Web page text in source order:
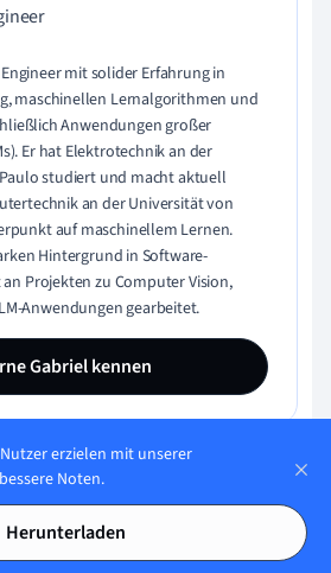
mit solider Erfahrung in
maschinellen Lernalgorithmen und
Anwendungen großer
Er hat Elektrotechnik an der
studiert und macht aktuell
an der Universität von
auf maschinellem Lernen.
Hintergrund in Software-
Projekten zu Computer Vision,
Anwendungen gearbeitet.
Gabriel kennen
mit Multiple-
erzielen mit unserer
Noten.
Herunterladen